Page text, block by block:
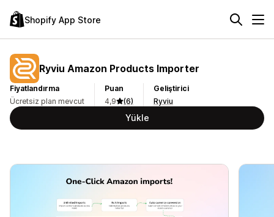
Shopify App Store
Ryviu Amazon Products Importer
Fiyatlandırma
Ücretsiz plan mevcut
Puan
4,9
(6)
Geliştirici
Ryviu
Yükle